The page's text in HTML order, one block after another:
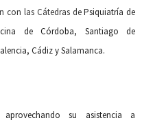
con las Cátedras dePsiquiatría de
de Córdoba, Santiago de
Cádiz y Salamanca.
su asistencia a